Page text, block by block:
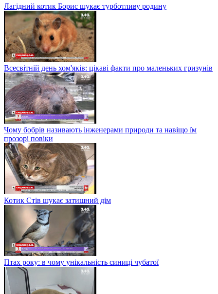
Лагідний котик Борис шукає турботливу родину
Всесвітній день хом'яків: цікаві факти про маленьких гризунів
Чому бобрів називають інженерами природи та навіщо їм
прозорі повіки
Котик Стів шукає затишний дім
Птах року: в чому унікальність синиці чубатої